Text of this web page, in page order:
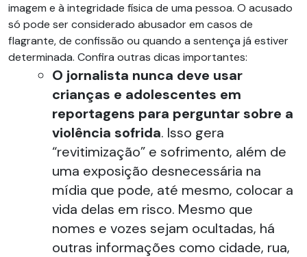
imagem e à integridade física de uma pessoa. O acusado
só pode ser considerado abusador em casos de
flagrante, de confissão ou quando a sentença já estiver
determinada. Confira outras dicas importantes:
O jornalista nunca deve usar
crianças e adolescentes em
reportagens para perguntar sobre a
violência sofrida. Isso gera
“revitimização” e sofrimento, além de
uma exposição desnecessária na
mídia que pode, até mesmo, colocar a
vida delas em risco. Mesmo que
nomes e vozes sejam ocultadas, há
outras informações como cidade, rua,